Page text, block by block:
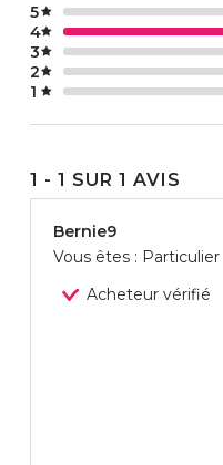
1
2
3
4
5
1 - 1 SUR 1 AVIS
Bernie9
Vous êtes : Particulier
Acheteur vérifié